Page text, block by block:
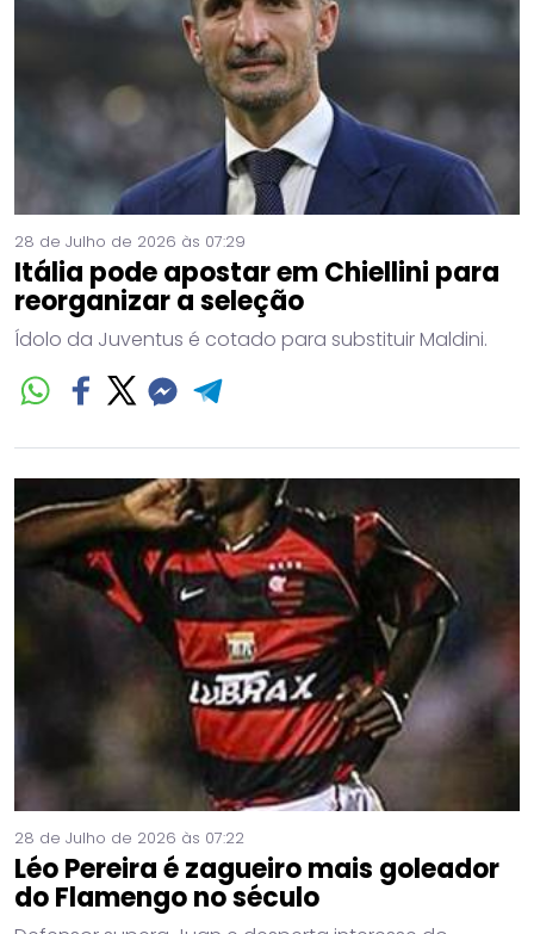
28 de Julho de 2026 às 07:29
Itália pode apostar em Chiellini para
reorganizar a seleção
Ídolo da Juventus é cotado para substituir Maldini.
28 de Julho de 2026 às 07:22
Léo Pereira é zagueiro mais goleador
do Flamengo no século